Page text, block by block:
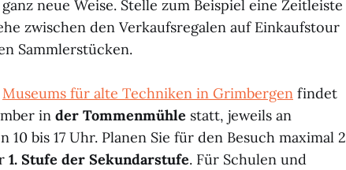
neue Weise. Stelle zum Beispiel eine Zeitleiste
zwischen den Verkaufsregalen auf Einkaufstour
Sammlerstücken.
Museums für alte Techniken in Grimbergen findet
in der Tommenmühle statt, jeweils an
bis 17 Uhr. Planen Sie für den Besuch maximal 2
1. Stufe der Sekundarstufe. Für Schulen und